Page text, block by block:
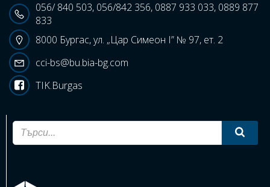
056/ 840 503, 056/842 356, 0887 933 033, 0889 877
833
8000 Бургас, ул. „Цар Симеон I” № 97, ет. 2
cci-bs@bu.bia-bg.com
TIK.Burgas